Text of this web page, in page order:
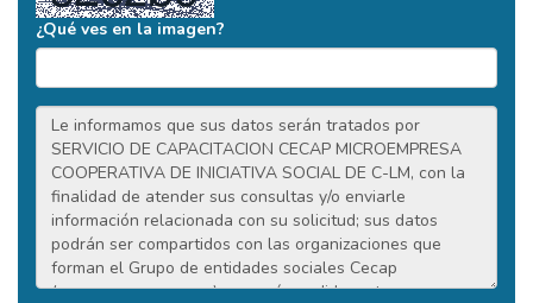
¿Qué ves en la imagen?